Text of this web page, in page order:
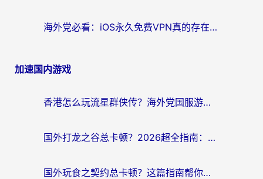
海外党必看：iOS永久免费VPN真的存在吗？教你选对回国加速器无缝刷国内资源
加速国内游戏
香港怎么玩流星群侠传？海外党国服游戏不卡顿的终极解决方案
国外打龙之谷总卡顿？2026超全指南：选对加速器，龙之谷星战前夜激战2都能丝滑畅玩
国外玩食之契约总卡顿？这篇指南帮你选对加速器（附瑞士地鼠传奇、菲律宾纳萨力克之王方案）